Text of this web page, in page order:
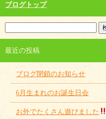
ブログトップ
最近の投稿
ブログ閉鎖のお知らせ
6月生まれのお誕生日会
お外でたくさん遊びました